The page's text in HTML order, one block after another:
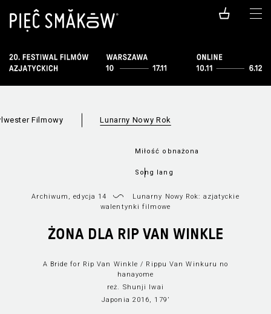
Filmowy Lunarny Nowy Rok
Program
Miłość obnażona
Song lang
Ścigając marzenie
Archiwum, edycja 14
Lunarny Nowy Rok: azjatyckie
walentynki filmowe
ŻONA DLA RIP VAN WINKLE
A Bride for Rip Van Winkle / Rippu Van Winkuru no
hanayome
reż. Shunji Iwai
Japonia 2016, 179’